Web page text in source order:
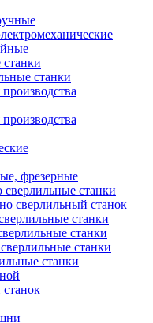
станки
фрезерные
сверлильные станки
сверлильный станок
станки
станки
станки
станки